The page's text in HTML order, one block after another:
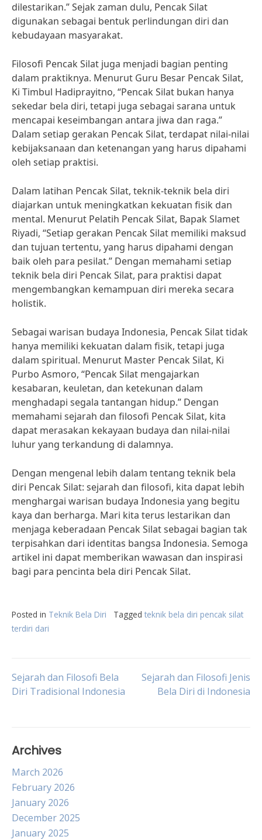
dilestarikan.” Sejak zaman dulu, Pencak Silat
digunakan sebagai bentuk perlindungan diri dan
kebudayaan masyarakat.
Filosofi Pencak Silat juga menjadi bagian penting
dalam praktiknya. Menurut Guru Besar Pencak Silat,
Ki Timbul Hadiprayitno, “Pencak Silat bukan hanya
sekedar bela diri, tetapi juga sebagai sarana untuk
mencapai keseimbangan antara jiwa dan raga.”
Dalam setiap gerakan Pencak Silat, terdapat nilai-nilai
kebijaksanaan dan ketenangan yang harus dipahami
oleh setiap praktisi.
Dalam latihan Pencak Silat, teknik-teknik bela diri
diajarkan untuk meningkatkan kekuatan fisik dan
mental. Menurut Pelatih Pencak Silat, Bapak Slamet
Riyadi, “Setiap gerakan Pencak Silat memiliki maksud
dan tujuan tertentu, yang harus dipahami dengan
baik oleh para pesilat.” Dengan memahami setiap
teknik bela diri Pencak Silat, para praktisi dapat
mengembangkan kemampuan diri mereka secara
holistik.
Sebagai warisan budaya Indonesia, Pencak Silat tidak
hanya memiliki kekuatan dalam fisik, tetapi juga
dalam spiritual. Menurut Master Pencak Silat, Ki
Purbo Asmoro, “Pencak Silat mengajarkan
kesabaran, keuletan, dan ketekunan dalam
menghadapi segala tantangan hidup.” Dengan
memahami sejarah dan filosofi Pencak Silat, kita
dapat merasakan kekayaan budaya dan nilai-nilai
luhur yang terkandung di dalamnya.
Dengan mengenal lebih dalam tentang teknik bela
diri Pencak Silat: sejarah dan filosofi, kita dapat lebih
menghargai warisan budaya Indonesia yang begitu
kaya dan berharga. Mari kita terus lestarikan dan
menjaga keberadaan Pencak Silat sebagai bagian tak
terpisahkan dari identitas bangsa Indonesia. Semoga
artikel ini dapat memberikan wawasan dan inspirasi
bagi para pencinta bela diri Pencak Silat.
Posted in Teknik Bela Diri Tagged teknik bela diri pencak silat
terdiri dari
Post
Sejarah dan Filosofi Bela
Diri Tradisional Indonesia
Sejarah dan Filosofi Jenis
Bela Diri di Indonesia
Archives
March 2026
February 2026
January 2026
December 2025
January 2025